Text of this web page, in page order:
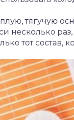
тягучую
несколько
тот состав,